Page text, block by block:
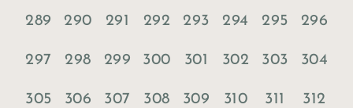
289 290 291 292 293 294 295 296
297 298 299 300 301 302 303 304
305 306 307 308 309 310 311 312